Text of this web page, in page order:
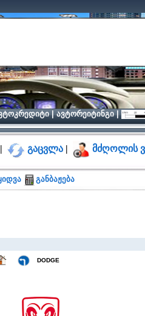
|ავტორეიტინგი|
| გაცვლა | მძღოლის
განბაჟება
DODGE